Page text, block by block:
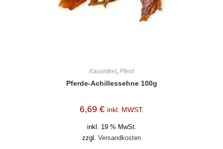
Kauartikel, Pferd
Pferde-Achillessehne 100g
6,69 € inkl. MWST.
inkl. 19 % MwSt.
zzgl. Versandkosten